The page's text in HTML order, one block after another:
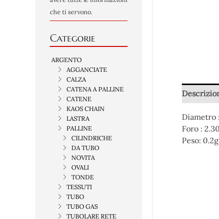
che ti servono.
Categorie
ARGENTO
AGGANCIATE
CALZA
CATENA A PALLINE
CATENE
KAOS CHAIN
LASTRA
PALLINE
CILINDRICHE
DA TUBO
NOVITA
OVALI
TONDE
TESSUTI
TUBO
TUBO GAS
TUBOLARE RETE
Diametro
Foro :
Peso: 0.2g